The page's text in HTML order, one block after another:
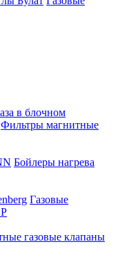
в блочном
Фильтры магнитные
Бойлеры нагрева
Газовые
газовые клапаны